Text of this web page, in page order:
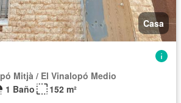
Casa
Mitjà / El Vinalopó Medio
1 Baño 152 m²